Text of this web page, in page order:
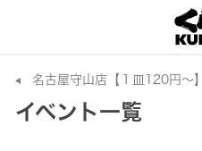
名古屋守山店【１皿120円～】
イベント一覧